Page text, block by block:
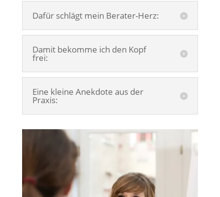
Dafür schlägt mein Berater-Herz:
Damit bekomme ich den Kopf
frei:
Eine kleine Anekdote aus der
Praxis: